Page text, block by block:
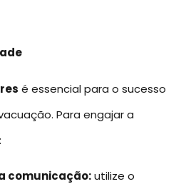
é essencial para o sucesso
Para engajar a
comunicação:utilize o